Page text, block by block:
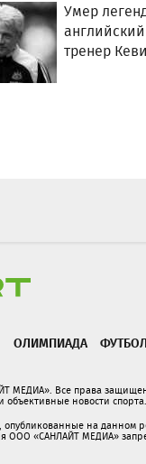
Умер
тренер
ОЛИМПИАДА ФУТБОЛ
МЕДИА». Все права
новости спорта.
опубликованные на данном
ООО «САНЛАЙТ МЕДИА»